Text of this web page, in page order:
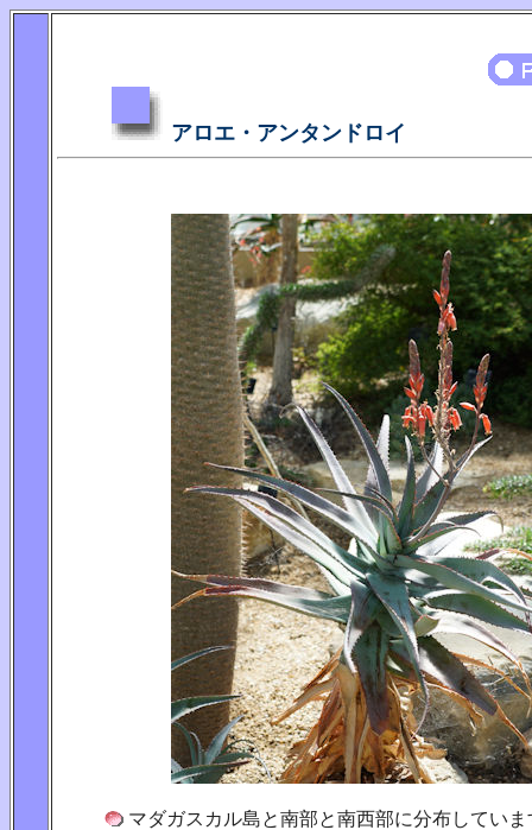
アロエ・アンタンドロイ
マダガスカル島と南部と南西部に分布してい